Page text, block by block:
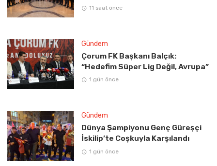
11 saat önce
Gündem
Çorum FK Başkanı Balçık:
“Hedefim Süper Lig Değil, Avrupa”
1 gün önce
Gündem
Dünya Şampiyonu Genç Güreşçi
İskilip’te Coşkuyla Karşılandı
1 gün önce